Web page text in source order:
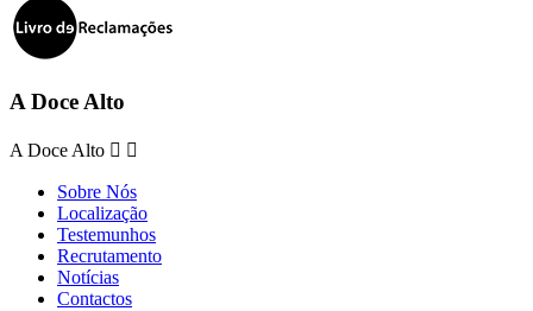
A Doce Alto
A Doce Alto  
Sobre Nós
Localização
Testemunhos
Recrutamento
Notícias
Contactos